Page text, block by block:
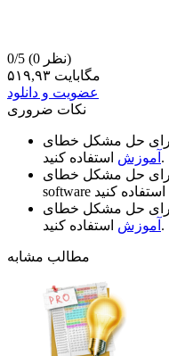
0/5
(0 نظر)
۵۱۹,۹۳ مگابایت
عضویت و دانلود
نکات ضروری
آموزش استفاده کنید.
software
آموزش استفاده کنید.
مطالب مشابه